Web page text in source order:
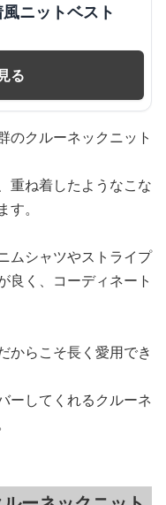
ニットベスト
る
のクルーネックニット
重ね着したようなこな
。
ムシャツやストライプ
良く、コーディネート
からこそ長く愛用でき
ーしてくれるクルーネ